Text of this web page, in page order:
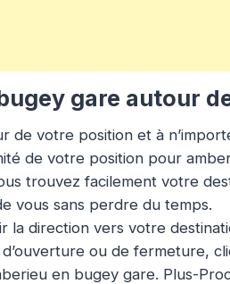
gare autour
de votre position et à
de votre position pour
trouvez facilement votre
vous sans perdre du temps.
la direction vers votre
ou de fermeture,
en bugey gare. Plus-